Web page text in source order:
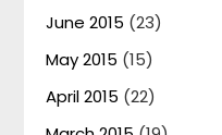
June 2015 (23)
May 2015 (15)
April 2015 (22)